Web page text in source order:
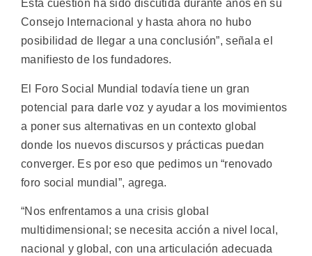
Esta cuestión ha sido discutida durante años en su
Consejo Internacional y hasta ahora no hubo
posibilidad de llegar a una conclusión”, señala el
manifiesto de los fundadores.
El Foro Social Mundial todavía tiene un gran
potencial para darle voz y ayudar a los movimientos
a poner sus alternativas en un contexto global
donde los nuevos discursos y prácticas puedan
converger. Es por eso que pedimos un “renovado
foro social mundial”, agrega.
“Nos enfrentamos a una crisis global
multidimensional; se necesita acción a nivel local,
nacional y global, con una articulación adecuada